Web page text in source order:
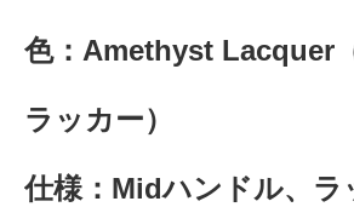
色：Amethyst Lacquer
ラッカー）
仕様：Midハンドル、ラ